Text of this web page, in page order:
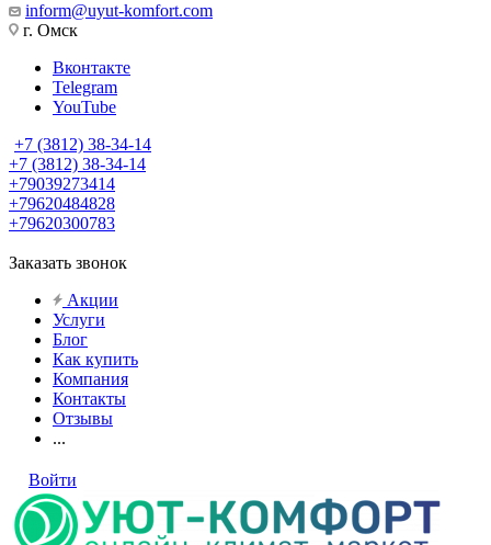
inform@uyut-komfort.com
г. Омск
Вконтакте
Telegram
YouTube
+7 (3812) 38-34-14
+7 (3812) 38-34-14
+79039273414
+79620484828
+79620300783
Заказать звонок
Акции
Услуги
Блог
Как купить
Компания
Контакты
Отзывы
...
Войти